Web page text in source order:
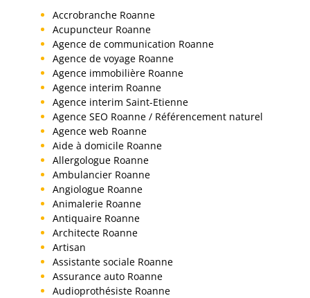
Accrobranche Roanne
Acupuncteur Roanne
Agence de communication Roanne
Agence de voyage Roanne
Agence immobilière Roanne
Agence interim Roanne
Agence interim Saint-Etienne
Agence SEO Roanne / Référencement naturel
Agence web Roanne
Aide à domicile Roanne
Allergologue Roanne
Ambulancier Roanne
Angiologue Roanne
Animalerie Roanne
Antiquaire Roanne
Architecte Roanne
Artisan
Assistante sociale Roanne
Assurance auto Roanne
Audioprothésiste Roanne